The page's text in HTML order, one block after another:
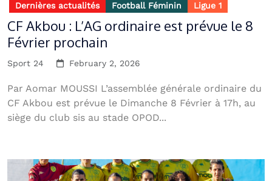
Dernières actualités Football Féminin Ligue 1
CF Akbou : L’AG ordinaire est prévue le 8
Février prochain
Sport 24 February 2, 2026
Par Aomar MOUSSI L’assemblée générale ordinaire du
CF Akbou est prévue le Dimanche 8 Février à 17h, au
siège du club sis au stade OPOD...